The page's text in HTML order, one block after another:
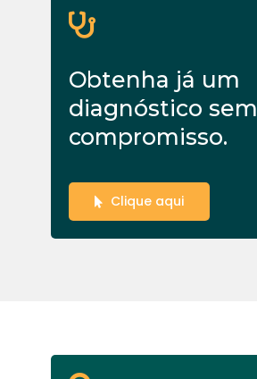
Obtenha já um
diagnóstico sem
compromisso.
Clique aqui